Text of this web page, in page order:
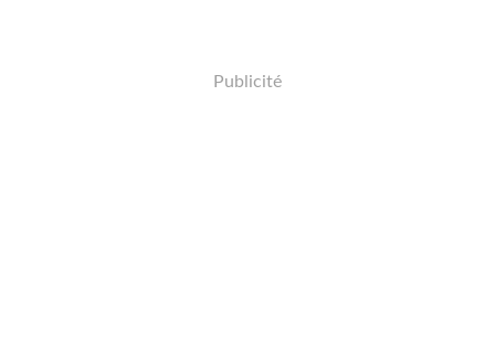
Publicité